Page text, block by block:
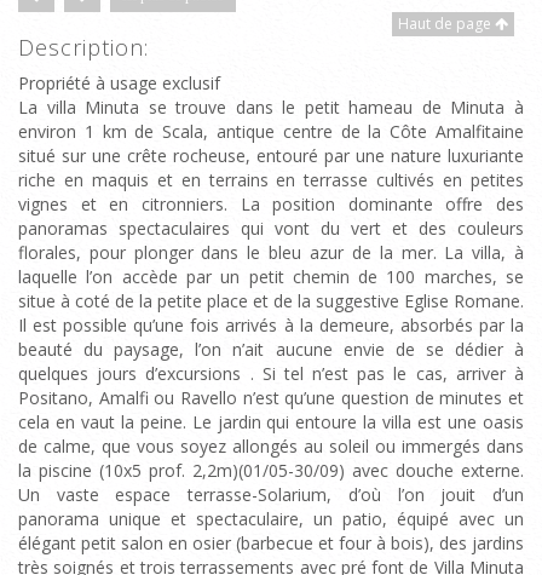
Haut de page
Description:
Propriété à usage exclusif
La villa Minuta se trouve dans le petit hameau de Minuta à
environ 1 km de Scala, antique centre de la Côte Amalfitaine
situé sur une crête rocheuse, entouré par une nature luxuriante
riche en maquis et en terrains en terrasse cultivés en petites
vignes et en citronniers. La position dominante offre des
panoramas spectaculaires qui vont du vert et des couleurs
florales, pour plonger dans le bleu azur de la mer. La villa, à
laquelle l’on accède par un petit chemin de 100 marches, se
situe à coté de la petite place et de la suggestive Eglise Romane.
Il est possible qu’une fois arrivés à la demeure, absorbés par la
beauté du paysage, l’on n’ait aucune envie de se dédier à
quelques jours d’excursions . Si tel n’est pas le cas, arriver à
Positano, Amalfi ou Ravello n’est qu’une question de minutes et
cela en vaut la peine. Le jardin qui entoure la villa est une oasis
de calme, que vous soyez allongés au soleil ou immergés dans
la piscine (10x5 prof. 2,2m)(01/05-30/09) avec douche externe.
Un vaste espace terrasse-Solarium, d’où l’on jouit d’un
panorama unique et spectaculaire, un patio, équipé avec un
élégant petit salon en osier (barbecue et four à bois), des jardins
très soignés et trois terrassements avec pré font de Villa Minuta